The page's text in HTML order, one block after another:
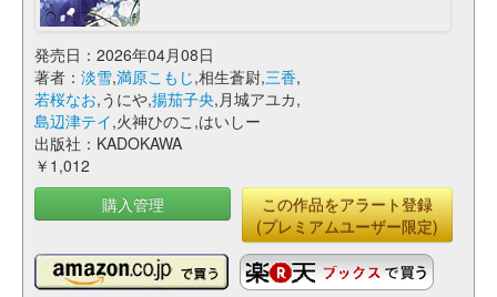
発売日：2026年04月08日
著者： 淡雪,満原こもじ,相生蒼尉,三香,
若桜なお,うにや,揚茄子央,月城アユカ,
島辺津テイ,火神ひのこ,はいしー
出版社：KADOKAWA
￥1,012
購入管理
この作品をアラート登録
(プレミアムユーザー限定)